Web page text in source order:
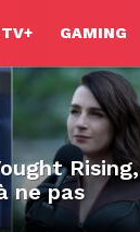
GAMING
Rising,
ne pas